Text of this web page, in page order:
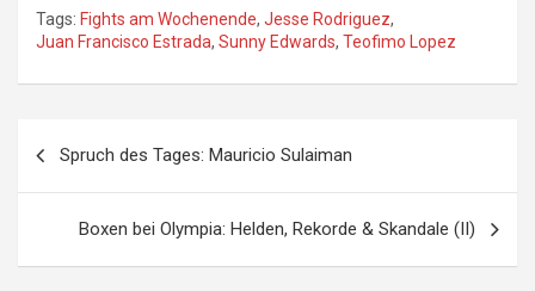
Tags: Fights am Wochenende, Jesse Rodriguez,
Juan Francisco Estrada, Sunny Edwards, Teofimo Lopez
Spruch des Tages: Mauricio Sulaiman
Boxen bei Olympia: Helden, Rekorde & Skandale (II)